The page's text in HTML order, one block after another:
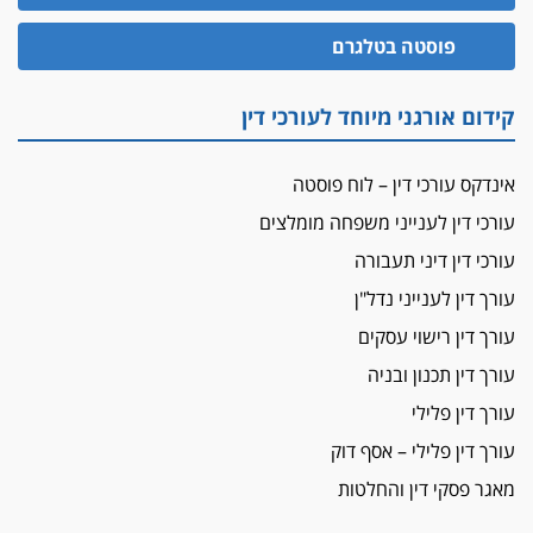
0506216048
הזכות לטנף
זוכה עורך-דין שהשווה את ברק לסינוואר ואת
מאסר לעורך הדין
פיקטיביות בשם פלסטינים
על המידתיות
ביה"ד המשמעתי ביטל השעיה לצמיתות של
עורכת-דין שהביעה שמחה ב-7 באוקטובר
אשם
עו"ד הלל בבייב הורשע בהונאת עשרות לקוחות,
ההסדר: 7-9 שנות מאסר
דין ומקרקעין
עורך דין ברמת השרון נחקר בחשד למרמה בעסקת
פוסטה בטלגרם
קידום אורגני מיוחד לעורכי דין
אינדקס עורכי דין – לוח פוסטה
עורכי דין לענייני משפחה מומלצים
עורכי דין דיני תעבורה
עורך דין לענייני נדל"ן
עורך דין רישוי עסקים
עורך דין תכנון ובניה
עורך דין פלילי
עורך דין פלילי – אסף דוק
מאגר פסקי דין והחלטות